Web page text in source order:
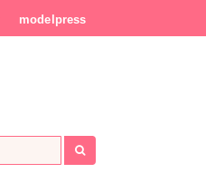
modelpress